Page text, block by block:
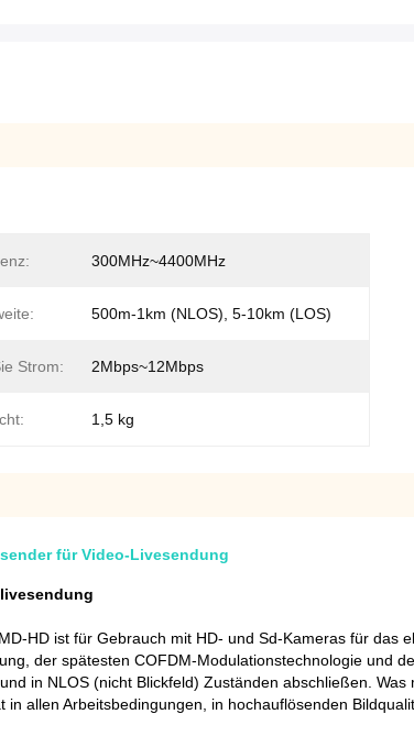
300MHz~4400MHz
500m-1km (NLOS), 5-10km (LOS)
Strom: 2Mbps~12Mbps
1,5 kg
für Video-Livesendung
HD ist für Gebrauch mit HD- und Sd-Kameras für das
der spätesten COFDM-Modulationstechnologie und
in NLOS (nicht Blickfeld) Zuständen abschließen.
allen Arbeitsbedingungen, in hochauflösenden